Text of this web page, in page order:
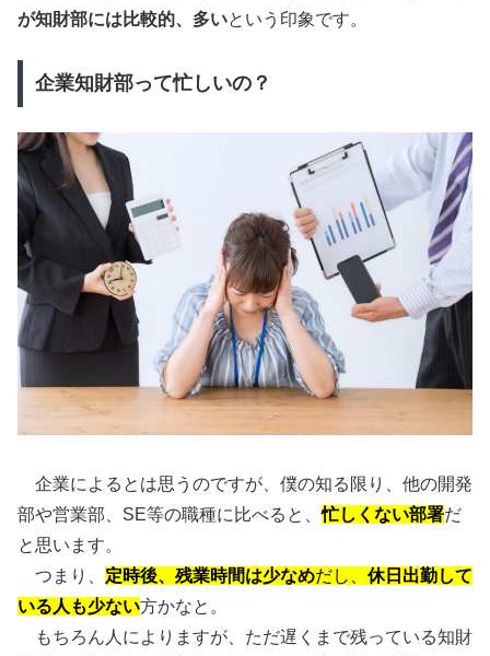
が知財部には比較的、多いという印象です。
企業知財部って忙しいの？
企業によるとは思うのですが、僕の知る限り、他の開発
部や営業部、SE等の職種に比べると、忙しくない部署だ
と思います。
つまり、 定時後、残業時間は少なめだし、 休日出勤して
いる人も少ない方かなと。
もちろん人によりますが、ただ遅くまで残っている知財